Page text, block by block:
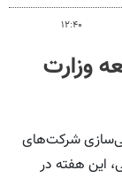
۱۲:۴۰
وزارت
شرکت‌های
44 قانون اساسی، این هفته در